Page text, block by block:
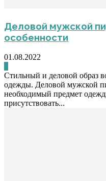
Деловой мужской
особенности
01.08.2022
Стильный и деловой образ
одежды. Деловой мужской
необходимый предмет
присутствовать...